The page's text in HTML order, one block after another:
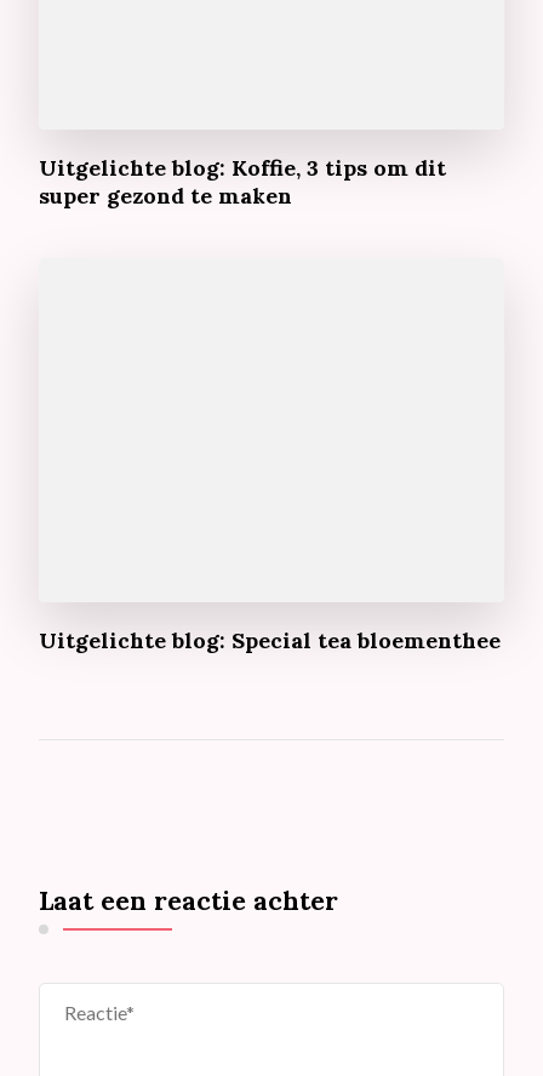
Uitgelichte blog: Koffie, 3 tips om dit
super gezond te maken
Uitgelichte blog: Special tea bloementhee
Laat een reactie achter